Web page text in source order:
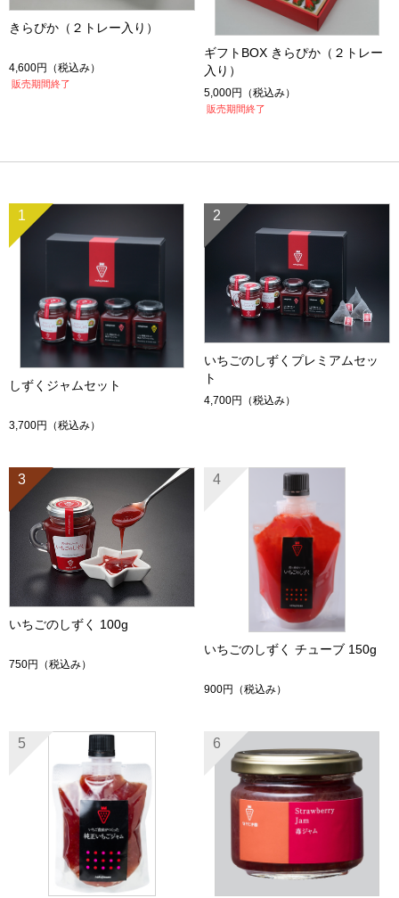
きらぴか（２トレー入り）
4,600円 （税込み）
販売期間終了
ギフトBOX きらぴか（２トレー
入り）
5,000円 （税込み）
販売期間終了
1
しずくジャムセット
3,700円 （税込み）
2
いちごのしずくプレミアムセッ
ト
4,700円 （税込み）
3
いちごのしずく 100g
750円 （税込み）
4
いちごのしずく チューブ 150g
900円 （税込み）
5 6